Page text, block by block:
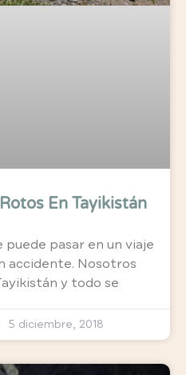
En Tayikistán
puede pasar en un viaje
accidente. Nosotros
y todo se
5 diciembre, 2018